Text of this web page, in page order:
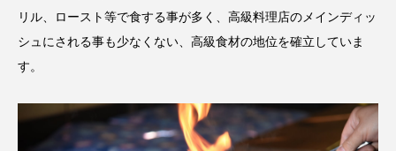
リル、ロースト等で食する事が多く、高級料理店のメインディッ
シュにされる事も少なくない、高級食材の地位を確立していま
す。